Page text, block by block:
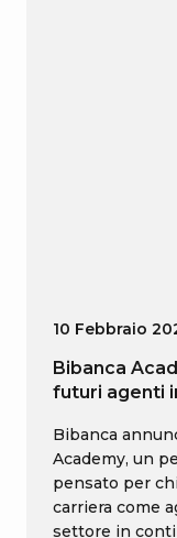
10 Febbraio
Bibanca
futuri agenti
Bibanca
Academy, un
pensato per
carriera come
settore in